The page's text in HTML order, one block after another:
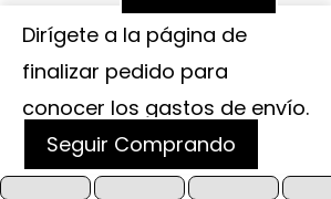
Dirígete a la página de
finalizar pedido para
conocer los gastos de envío.
Seguir Comprando